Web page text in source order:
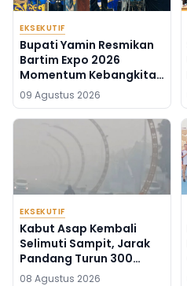
EKSEKUTIF
Bupati Yamin Resmikan
Bartim Expo 2026
Momentum Kebangkitan
Ekonomi Daerah
09 Agustus 2026
EKSEKUTIF
Kabut Asap Kembali
Selimuti Sampit, Jarak
Pandang Turun 300
Meter
08 Agustus 2026